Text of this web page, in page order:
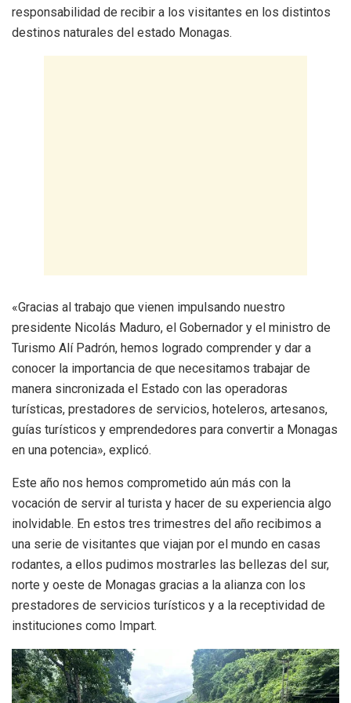
responsabilidad de recibir a los visitantes en los distintos
destinos naturales del estado Monagas.
«Gracias al trabajo que vienen impulsando nuestro
presidente Nicolás Maduro, el Gobernador y el ministro de
Turismo Alí Padrón, hemos logrado comprender y dar a
conocer la importancia de que necesitamos trabajar de
manera sincronizada el Estado con las operadoras
turísticas, prestadores de servicios, hoteleros, artesanos,
guías turísticos y emprendedores para convertir a Monagas
en una potencia», explicó.
Este año nos hemos comprometido aún más con la
vocación de servir al turista y hacer de su experiencia algo
inolvidable. En estos tres trimestres del año recibimos a
una serie de visitantes que viajan por el mundo en casas
rodantes, a ellos pudimos mostrarles las bellezas del sur,
norte y oeste de Monagas gracias a la alianza con los
prestadores de servicios turísticos y a la receptividad de
instituciones como Impart.